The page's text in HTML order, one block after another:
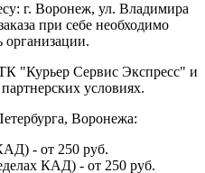
г. Воронеж, ул. Владимира
при себе необходимо
организации.
"Курьер Сервис Экспресс" и
условиях.
Воронежа:
- от 250 руб.
КАД) - от 250 руб.